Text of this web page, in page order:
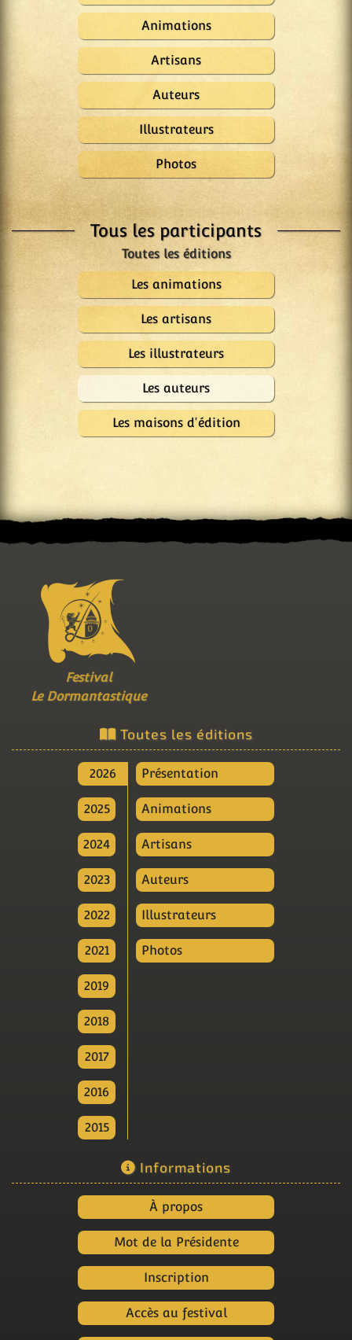
Animations
Artisans
Auteurs
Illustrateurs
Photos
Tous les participants
Les animations
Les artisans
Les illustrateurs
Les auteurs
Les maisons d'édition
Festival
Le Dormantastique
Toutes les éditions
2026
2025
2024
2023
2022
2021
2019
2018
2017
2016
2015
Présentation
Animations
Artisans
Auteurs
Illustrateurs
Photos
Informations
À propos
Mot de la Présidente
Inscription
Accès au festival